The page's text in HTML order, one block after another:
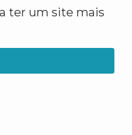
ter um site mais